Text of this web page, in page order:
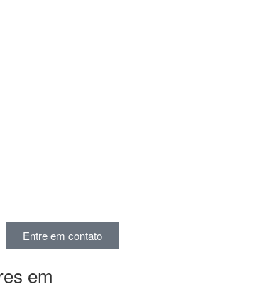
Entre em contato
em